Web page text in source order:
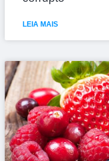
LEIA MAIS